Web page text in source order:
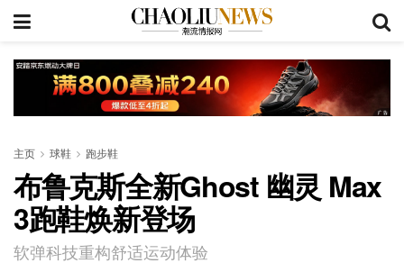
主页 球鞋 跑步鞋
布鲁克斯全新Ghost 幽灵 Max
3跑鞋焕新登场
软弹科技重构舒适运动体验